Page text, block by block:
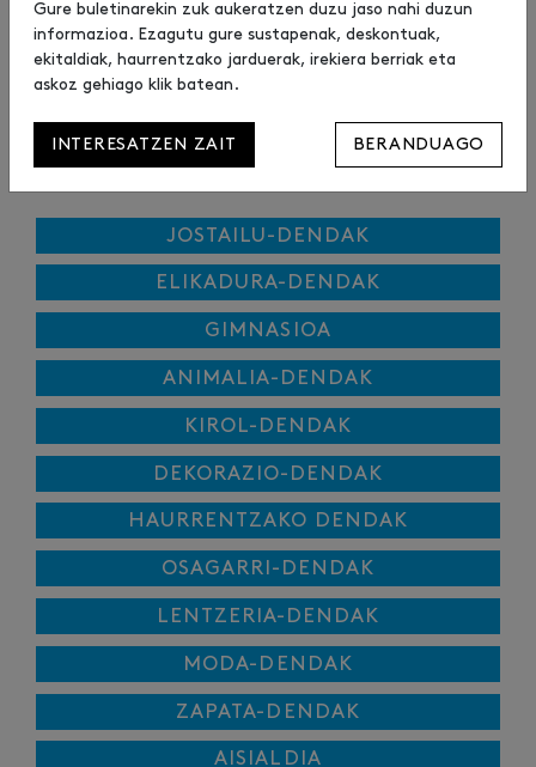
JOSTAILU-DENDAK
ELIKADURA-DENDAK
GIMNASIOA
ANIMALIA-DENDAK
KIROL-DENDAK
DEKORAZIO-DENDAK
HAURRENTZAKO DENDAK
OSAGARRI-DENDAK
LENTZERIA-DENDAK
MODA-DENDAK
ZAPATA-DENDAK
AISIALDIA
Gure buletinarekin zuk aukeratzen duzu jaso nahi duzun
informazioa. Ezagutu gure sustapenak, deskontuak,
ekitaldiak, haurrentzako jarduerak, irekiera berriak eta
askoz gehiago klik batean.
INTERESATZEN ZAIT BERANDUAGO